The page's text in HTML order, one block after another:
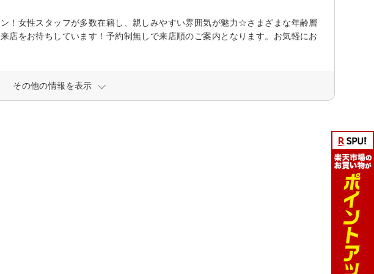
！女性スタッフが多数在籍し、親しみやすい雰囲気が魅力☆さまざまな年齢層
をお待ちしています！予約制無しで来店順のご案内となります。お気軽にお
その他の情報を表示